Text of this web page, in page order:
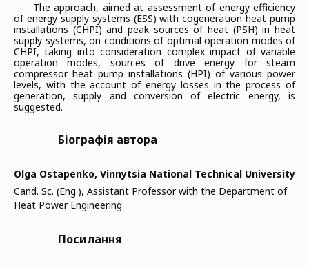
The approach, aimed at assessment of energy efficiency
of energy supply systems (ESS) withcogeneration heat pump
installations (CHPI) and peak sources of heat (PSH) in heat
supply systems, on conditions of optimal operation modes of
CHPI,taking into consideration complex impact of variable
operation modes, sources of drive energy forsteam
compressor heat pump installations (HPI) of various power
levels, with the accountofenergy losses in the process of
generation, supply and conversion of electric energy, is
suggested.
Біографія автора
Olga Ostapenko, Vinnytsia National Technical University
Cand. Sc. (Eng.), Assistant Professor with the Department of
Heat Power Engineering
Посилання